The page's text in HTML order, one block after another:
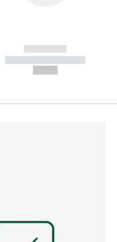
------------
----------- -----------